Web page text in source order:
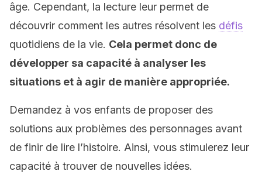
âge. Cependant, la lecture leur permet de
découvrir comment les autres résolvent les défis
quotidiens de la vie. Cela permet donc de
développer sa capacité à analyser les
situations et à agir de manière appropriée.
Demandez à vos enfants de proposer des
solutions aux problèmes des personnages avant
de finir de lire l’histoire. Ainsi, vous stimulerez leur
capacité à trouver de nouvelles idées.